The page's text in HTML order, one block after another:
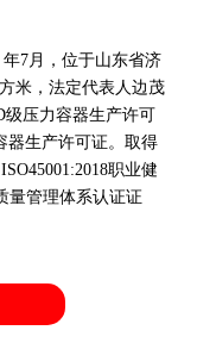
7月，位于山东省济
米，法定代表人边茂
级压力容器生产许可
器生产许可证。取得
职业健
量管理体系认证证